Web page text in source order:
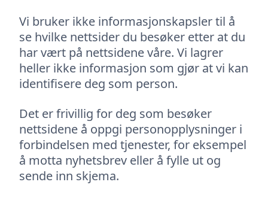
Vi bruker ikke informasjonskapsler til å
se hvilke nettsider du besøker etter at du
har vært på nettsidene våre. Vi lagrer
heller ikke informasjon som gjør at vi kan
identifisere deg som person.
Det er frivillig for deg som besøker
nettsidene å oppgi personopplysninger i
forbindelsen med tjenester, for eksempel
å motta nyhetsbrev eller å fylle ut og
sende inn skjema.